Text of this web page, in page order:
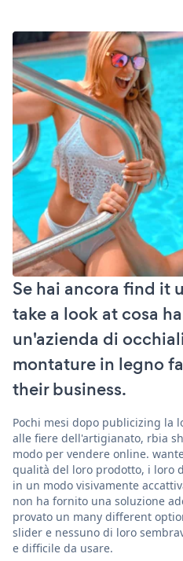
Se hai ancora find it
take a look at cosa
un'azienda di
montature in legno
their business.
Pochi mesi dopo publicizing la
alle fiere dell'artigianato, rbia
modo per vendere online.
qualità del loro prodotto, i loro
in un modo visivamente
non ha fornito una soluzione
provato un many different
slider e nessuno di loro
e difficile da usare.